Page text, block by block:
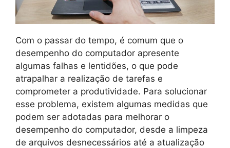
Com o passar do tempo, é comum que o
desempenho do computador apresente
algumas falhas e lentidões, o que pode
atrapalhar a realização de tarefas e
comprometer a produtividade. Para solucionar
esse problema, existem algumas medidas que
podem ser adotadas para melhorar o
desempenho do computador, desde a limpeza
de arquivos desnecessários até a atualização